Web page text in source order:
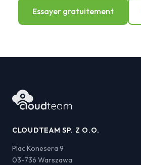
Essayer gratuitement
CLOUDTEAM SP. Z O.O.
Plac Konesera 9
03-736 Warszawa